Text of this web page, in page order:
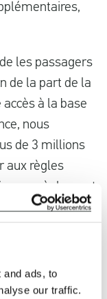
and ads, to
our traffic.
les passagers
de la part de la
à la base
nous
de 3 millions
aux règles
ou au règlement
et les
juridiques
97 % devant